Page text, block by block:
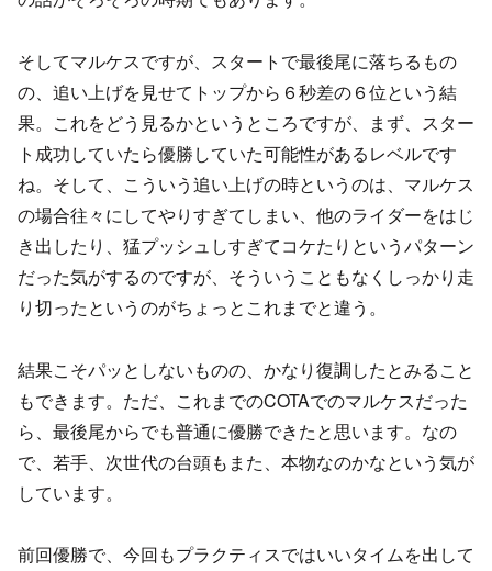
そしてマルケスですが、スタートで最後尾に落ちるもの
の、追い上げを見せてトップから６秒差の６位という結
果。これをどう見るかというところですが、まず、スター
ト成功していたら優勝していた可能性があるレベルです
ね。そして、こういう追い上げの時というのは、マルケス
の場合往々にしてやりすぎてしまい、他のライダーをはじ
き出したり、猛プッシュしすぎてコケたりというパターン
だった気がするのですが、そういうこともなくしっかり走
り切ったというのがちょっとこれまでと違う。
結果こそパッとしないものの、かなり復調したとみること
もできます。ただ、これまでのCOTAでのマルケスだった
ら、最後尾からでも普通に優勝できたと思います。なの
で、若手、次世代の台頭もまた、本物なのかなという気が
しています。
前回優勝で、今回もプラクティスではいいタイムを出して